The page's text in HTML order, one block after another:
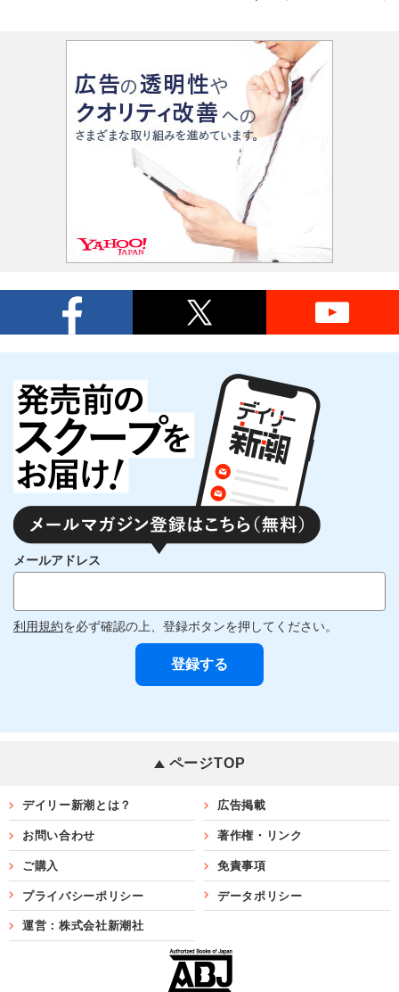
メールアドレス
利用規約を必ず確認の上、登録ボタンを押してください。
ページTOP
デイリー新潮とは？ 広告掲載
お問い合わせ 著作権・リンク
ご購入 免責事項
プライバシーポリシー データポリシー
運営：株式会社新潮社